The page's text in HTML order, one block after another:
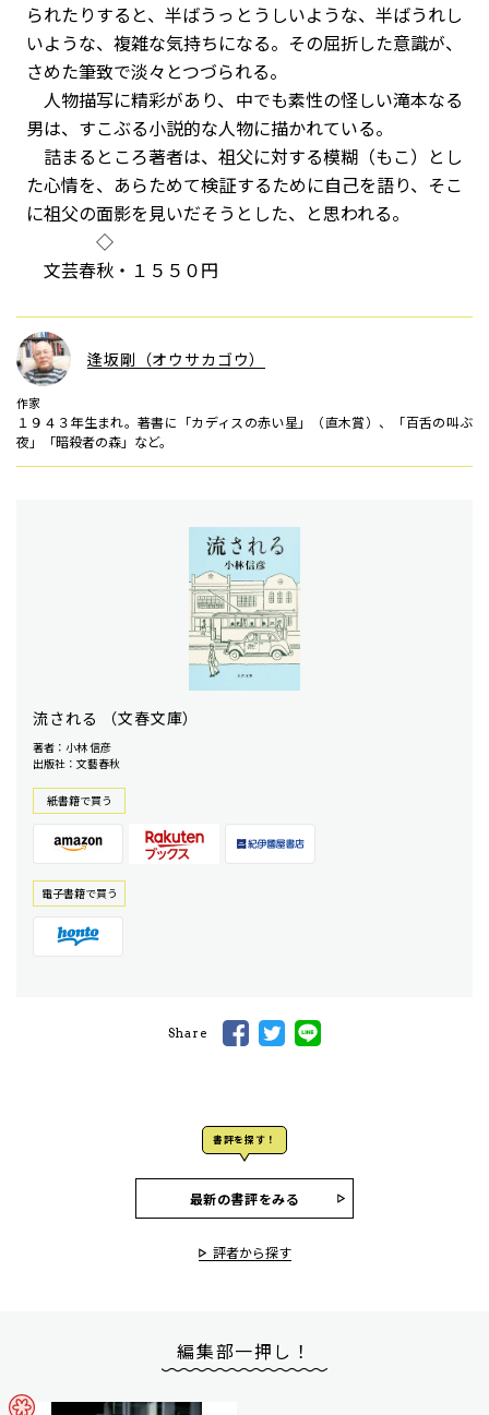
られたりすると、半ばうっとうしいような、半ばうれし
いような、複雑な気持ちになる。その屈折した意識が、
さめた筆致で淡々とつづられる。
人物描写に精彩があり、中でも素性の怪しい滝本なる
男は、すこぶる小説的な人物に描かれている。
詰まるところ著者は、祖父に対する模糊（もこ）とし
た心情を、あらためて検証するために自己を語り、そこ
に祖父の面影を見いだそうとした、と思われる。
◇
文芸春秋・１５５０円
逢坂剛（オウサカゴウ）
作家
１９４３年生まれ。著書に「カディスの赤い星」（直木賞）、「百舌の叫ぶ
夜」「暗殺者の森」など。
流される （文春文庫）
著者：小林 信彦
出版社：文藝春秋
紙書籍で買う
電⼦書籍で買う
Share
書評を探す！
最新の書評をみる
評者から探す
編集部一押し！